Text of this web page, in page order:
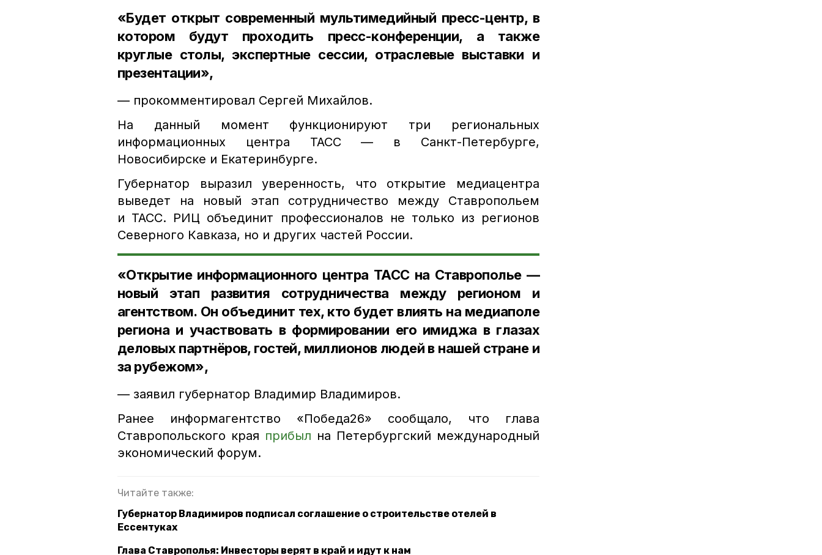
«Будет открыт современный мультимедийный пресс-центр, в
котором будут проходить пресс-конференции, а также
круглые столы, экспертные сессии, отраслевые выставки и
презентации»,
— прокомментировал Сергей Михайлов.
На данный момент функционируют три региональных
информационных центра ТАСС — в Санкт-Петербурге,
Новосибирске и Екатеринбурге.
Губернатор выразил уверенность, что открытие медиацентра
выведет на новый этап сотрудничество между Ставропольем
и ТАСС. РИЦ объединит профессионалов не только из регионов
Северного Кавказа, но и других частей России.
«Открытие информационного центра ТАСС на Ставрополье —
новый этап развития сотрудничества между регионом и
агентством. Он объединит тех, кто будет влиять на медиаполе
региона и участвовать в формировании его имиджа в глазах
деловых партнёров, гостей, миллионов людей в нашей стране и
за рубежом»,
— заявил губернатор Владимир Владимиров.
Ранее информагентство «Победа26» сообщало, что глава
Ставропольского края прибыл на Петербургский международный
экономический форум.
Читайте также:
Губернатор Владимиров подписал соглашение о строительстве отелей в
Ессентуках
Глава Ставрополья: Инвесторы верят в край и идут к нам